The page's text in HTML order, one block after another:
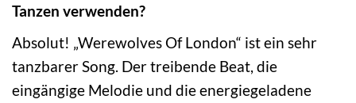
Tanzen verwenden?
Absolut! „Werewolves Of London“ ist ein sehr
tanzbarer Song. Der treibende Beat, die
eingängige Melodie und die energiegeladene